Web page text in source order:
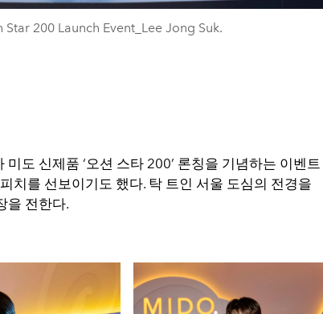
200 Launch Event_Lee Jong Suk.
도 신제품 ‘오션 스타 200’ 론칭을 기념하는 이벤트
치를 선보이기도 했다. 탁 트인 서울 도심의 전경을
을 전한다.